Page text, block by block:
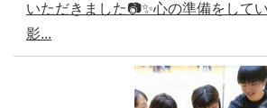
いただきました📷✨心の準備をして
影...